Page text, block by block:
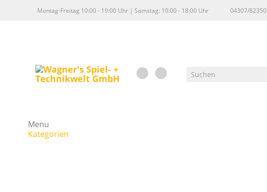
Montag-Freitag 10:00 - 19:00 Uhr | Samstag: 10:00 - 18:00 Uhr 04307/82350
Menu
Kategorien